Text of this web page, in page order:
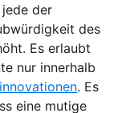
der
des
Es erlaubt
nur innerhalb
. Es
eine mutige